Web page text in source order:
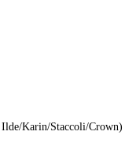
Karin/Staccoli/Crown)